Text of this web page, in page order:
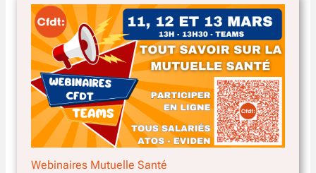
Webinaires Mutuelle Santé